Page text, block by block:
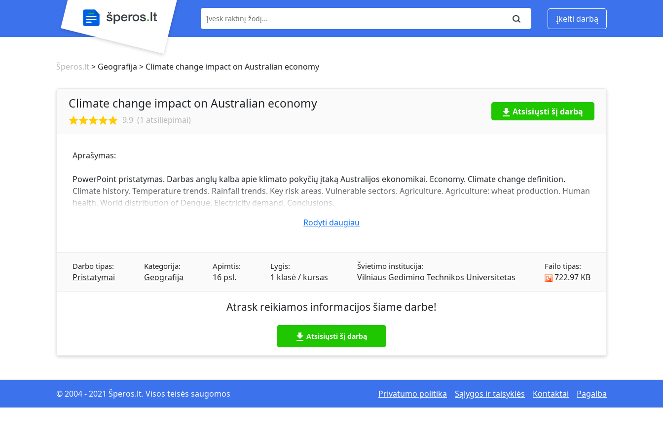
Įkelti darbą
Šperos.lt> Geografija > Climate change impact on Australian economy
Climate change impact on Australian economy
9.9 (1 atsiliepimai)
Atsisiųsti šį darbą
Aprašymas:
PowerPoint pristatymas. Darbas anglų kalba apie klimato pokyčių įtaką Australijos ekonomikai. Economy. Climate change definition.
Climate history. Temperature trends. Rainfall trends. Key risk areas. Vulnerable sectors. Agriculture. Agriculture: wheat production. Human
health. World distribution of Dengue. Electricity demand. Conclusions.
Rodyti daugiau
Darbo tipas:
Pristatymai
Kategorija:
Geografija
Apimtis:
16 psl.
Lygis:
1 klasė / kursas
Švietimo institucija:
Vilniaus Gedimino Technikos Universitetas
Failo tipas:
722.97 KB
Atrask reikiamos informacijos šiame darbe!
Atsisiųsti šį darbą
© 2004 - 2021 Šperos.lt. Visos teisės saugomos Privatumo politika Sąlygos ir taisyklės Kontaktai Pagalba